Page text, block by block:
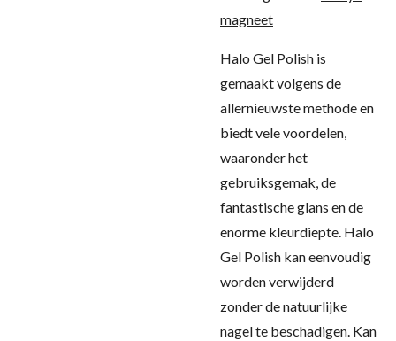
magneet
Halo Gel Polish is
gemaakt volgens de
allernieuwste methode en
biedt vele voordelen,
waaronder het
gebruiksgemak, de
fantastische glans en de
enorme kleurdiepte. Halo
Gel Polish kan eenvoudig
worden verwijderd
zonder de natuurlijke
nagel te beschadigen. Kan